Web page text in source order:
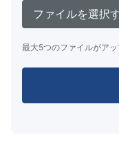
ファイルを選択
最大5つのファイルがア